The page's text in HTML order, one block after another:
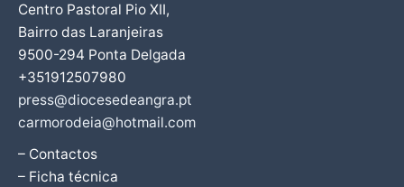
Centro Pastoral Pio XII,
Bairro das Laranjeiras
9500-294 Ponta Delgada
+351912507980
press@diocesedeangra.pt
carmorodeia@hotmail.com
– Contactos
– Ficha técnica